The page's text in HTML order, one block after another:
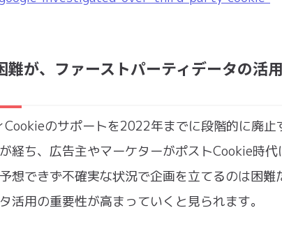
が、ファーストパーティデータの活
のサポートを2022年までに段階的に廃止
経ち、広告主やマーケターがポストCookie時代
想できず不確実な状況で企画を立てるのは困難
用の重要性が高まっていくと見られます。